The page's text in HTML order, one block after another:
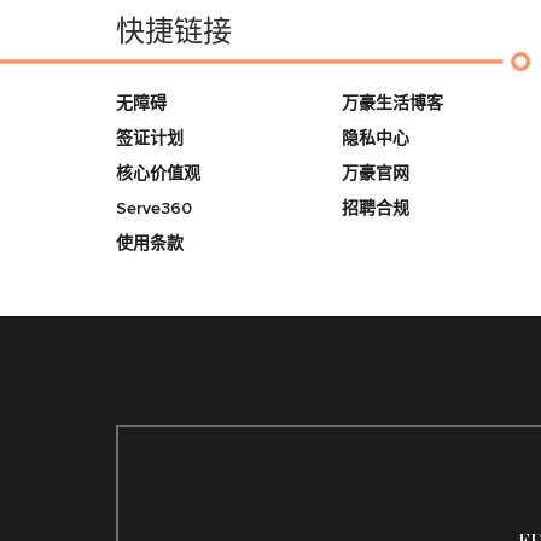
快捷链接
无障碍
签证计划
核心价值观
Serve360
使用条款
万豪生活博客
隐私中心
万豪官网
招聘合规